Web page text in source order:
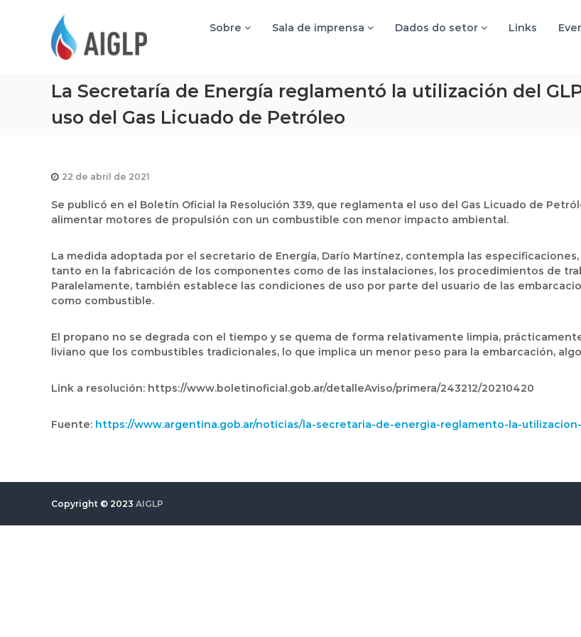
Sobre Sala de imprensa Dados do setor Links
La Secretaría de Energía reglamentó la utilización del
uso del Gas Licuado de Petróleo
22 de abril de 2021
Se publicó en el Boletín Oficial la Resolución 339, que reglamenta el uso del Gas Licuado de
alimentar motores de propulsión con un combustible con menor impacto ambiental.
La medida adoptada por el secretario de Energía, Darío Martínez, contempla las
tanto en la fabricación de los componentes como de las instalaciones, los procedimientos de
Paralelamente, también establece las condiciones de uso por parte del usuario de las
como combustible.
El propano no se degrada con el tiempo y se quema de forma relativamente limpia,
liviano que los combustibles tradicionales, lo que implica un menor peso para la embarcación,
Link a resolución: https://www.boletinoficial.gob.ar/detalleAviso/primera/243212/20210420
Fuente: https://www.argentina.gob.ar/noticias/la-secretaria-de-energia-reglamento-la-
Copyright © 2023 AIGLP